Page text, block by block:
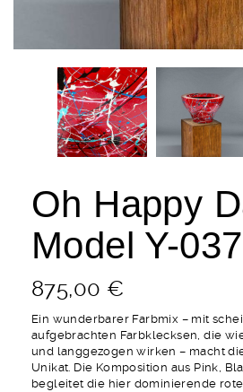
Oh Happy
Model Y-037
875,00 €
Ein wunderbarer Farbmix – mit
aufgebrachten Farbklecksen, die
und langgezogen wirken – macht
Unikat. Die Komposition aus Pink,
begleitet die hier dominierende rote